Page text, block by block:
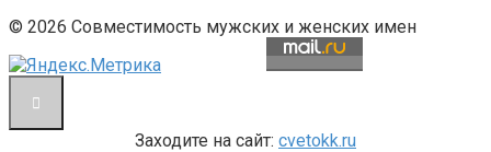
© 2026 Совместимость мужских и женских имен
Заходите на сайт: cvetokk.ru